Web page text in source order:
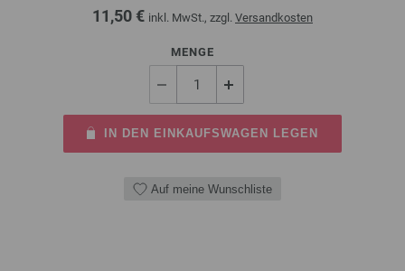
11,50 € inkl. MwSt., zzgl. Versandkosten
MENGE
IN DEN EINKAUFSWAGEN LEGEN
Auf meine Wunschliste